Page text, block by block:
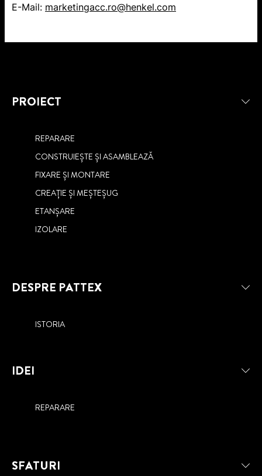
E-Mail: marketingacc.ro@henkel.com
PROIECT
REPARARE
CONSTRUIEȘTE ȘI ASAMBLEAZĂ
FIXARE ȘI MONTARE
CREAȚIE ȘI MEȘTEȘUG
ETANȘARE
IZOLARE
DESPRE PATTEX
ISTORIA
IDEI
REPARARE
SFATURI